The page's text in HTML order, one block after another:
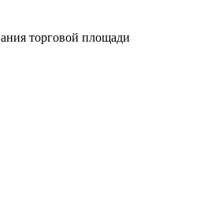
торговой площади